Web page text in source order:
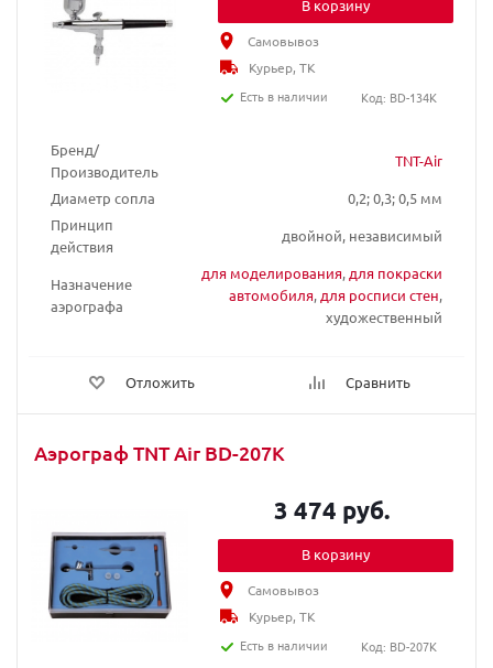
Бренд/
Производитель
TNT-Air
Диаметр сопла
0,2; 0,3; 0,5 мм
Принцип
действия
двойной, независимый
Назначение
аэрографа
для моделирования, для покраски
автомобиля, для росписи стен,
художественный
Отложить Сравнить
В корзину
Самовывоз
Курьер, ТК
Есть в наличии
Код: BD-134K
Аэрограф TNT Air BD-207K
3 474 руб.
В корзину
Самовывоз
Курьер, ТК
Есть в наличии
Код: BD-207K